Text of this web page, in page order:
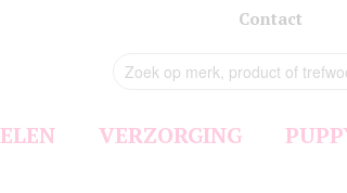
Contact
VERZORGING